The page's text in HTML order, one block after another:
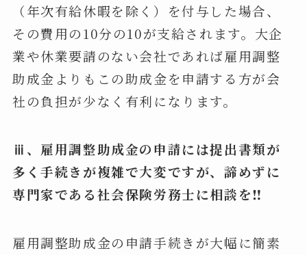
（年次有給休暇を除く）を付与した場合、
その費用の10分の10が支給されます。大企
業や休業要請のない会社であれば雇用調整
助成金よりもこの助成金を申請する方が会
社の負担が少なく有利になります。
ⅲ、雇用調整助成金の申請には提出書類が
多く手続きが複雑で大変ですが、諦めずに
専門家である社会保険労務士に相談を‼
雇用調整助成金の申請手続きが大幅に簡素